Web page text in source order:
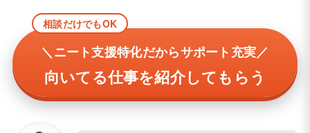
相談だけでもOK
＼ニート支援特化だからサポート充実／
向いてる仕事を紹介してもらう